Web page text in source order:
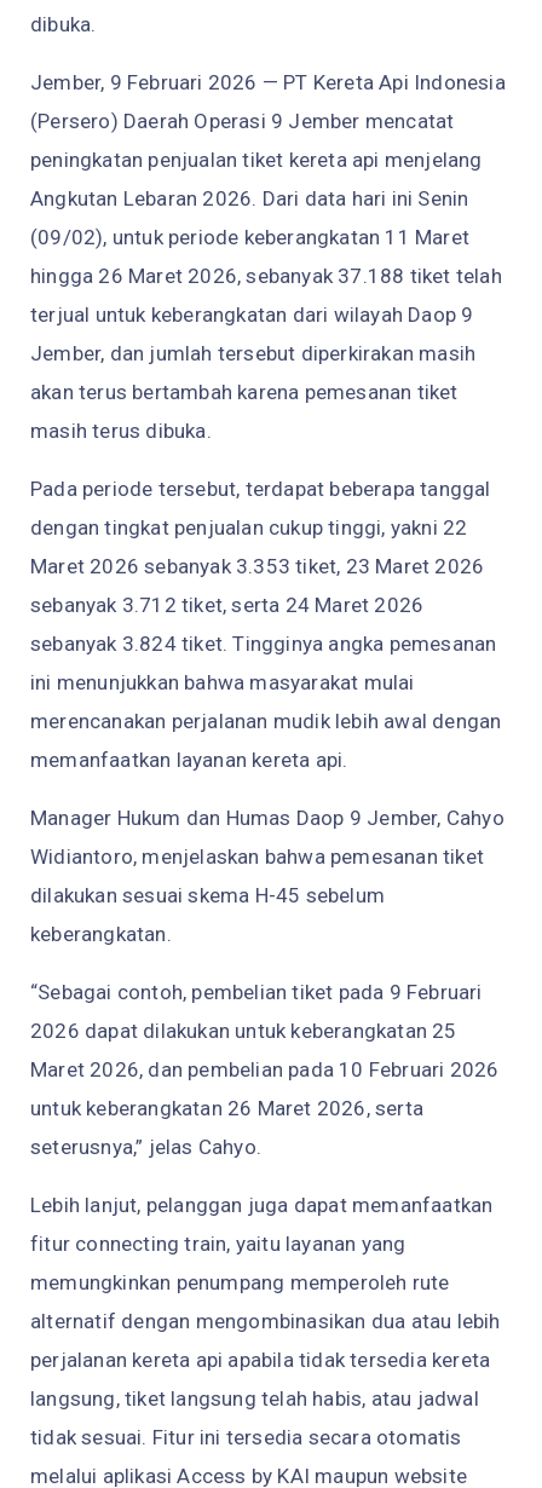
dibuka.
Jember, 9 Februari 2026 — PT Kereta Api Indonesia
(Persero) Daerah Operasi 9 Jember mencatat
peningkatan penjualan tiket kereta api menjelang
Angkutan Lebaran 2026. Dari data hari ini Senin
(09/02), untuk periode keberangkatan 11 Maret
hingga 26 Maret 2026, sebanyak 37.188 tiket telah
terjual untuk keberangkatan dari wilayah Daop 9
Jember, dan jumlah tersebut diperkirakan masih
akan terus bertambah karena pemesanan tiket
masih terus dibuka.
Pada periode tersebut, terdapat beberapa tanggal
dengan tingkat penjualan cukup tinggi, yakni 22
Maret 2026 sebanyak 3.353 tiket, 23 Maret 2026
sebanyak 3.712 tiket, serta 24 Maret 2026
sebanyak 3.824 tiket. Tingginya angka pemesanan
ini menunjukkan bahwa masyarakat mulai
merencanakan perjalanan mudik lebih awal dengan
memanfaatkan layanan kereta api.
Manager Hukum dan Humas Daop 9 Jember, Cahyo
Widiantoro, menjelaskan bahwa pemesanan tiket
dilakukan sesuai skema H-45 sebelum
keberangkatan.
“Sebagai contoh, pembelian tiket pada 9 Februari
2026 dapat dilakukan untuk keberangkatan 25
Maret 2026, dan pembelian pada 10 Februari 2026
untuk keberangkatan 26 Maret 2026, serta
seterusnya,” jelas Cahyo.
Lebih lanjut, pelanggan juga dapat memanfaatkan
fitur connecting train, yaitu layanan yang
memungkinkan penumpang memperoleh rute
alternatif dengan mengombinasikan dua atau lebih
perjalanan kereta api apabila tidak tersedia kereta
langsung, tiket langsung telah habis, atau jadwal
tidak sesuai. Fitur ini tersedia secara otomatis
melalui aplikasi Access by KAI maupun website